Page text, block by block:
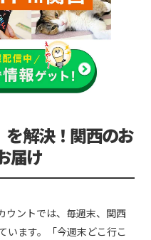
を解決！関西のお
届け
ウントでは、毎週末、関西
います。「今週末どこ行こ